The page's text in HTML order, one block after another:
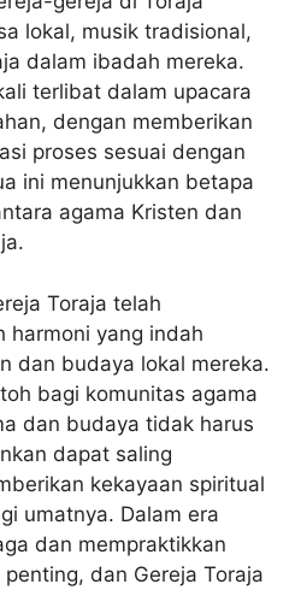
lokal, musik tradisional,
dalam ibadah mereka.
terlibat dalam upacara
dengan memberikan
proses sesuai dengan
ini menunjukkan betapa
agama Kristen dan
Toraja telah
harmoni yang indah
dan budaya lokal mereka.
bagi komunitas agama
dan budaya tidak harus
dapat saling
kekayaan spiritual
umatnya. Dalam era
dan mempraktikkan
dan Gereja Toraja